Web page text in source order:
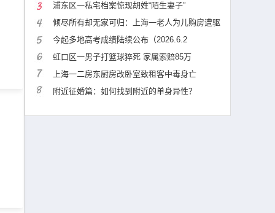
浦东区一私宅档案惊现胡姓“陌生妻子”
倾尽所有却无家可归：上海一老人为儿购房遭驱
今起多地高考成绩陆续公布（2026.6.2
虹口区一男子打篮球猝死 家属索赔85万
上海一二房东厨房改卧室致租客中毒身亡
附近征婚篇：如何找到附近的单身异性？